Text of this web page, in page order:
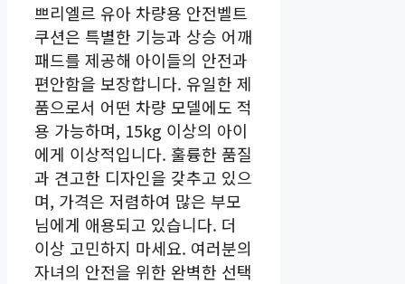
쁘리엘르 유아 차량용 안전벨트
쿠션은 특별한 기능과 상승 어깨
패드를 제공해 아이들의 안전과
편안함을 보장합니다. 유일한 제
품으로서 어떤 차량 모델에도 적
용 가능하며, 15kg 이상의 아이
에게 이상적입니다. 훌륭한 품질
과 견고한 디자인을 갖추고 있으
며, 가격은 저렴하여 많은 부모
님에게 애용되고 있습니다. 더
이상 고민하지 마세요. 여러분의
자녀의 안전을 위한 완벽한 선택